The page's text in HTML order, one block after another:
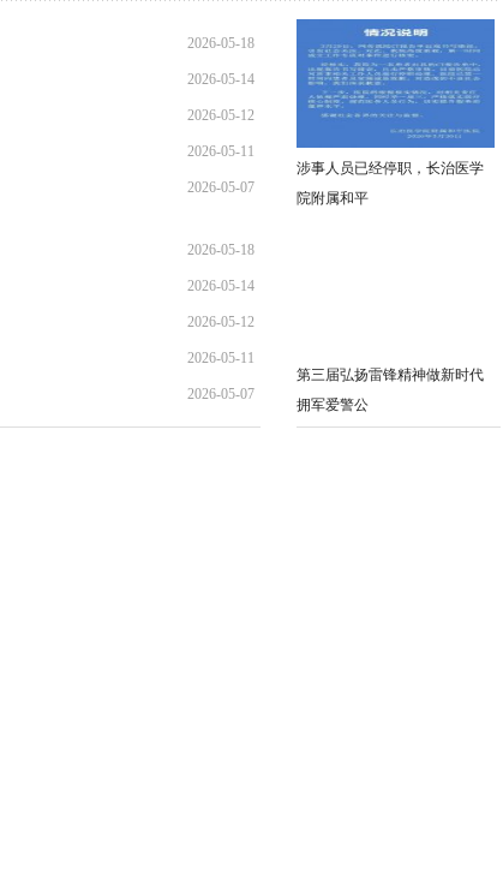
2026-05-18
08:38:50
2026-05-14
17:25:47
2026-05-12
09:39:43
2026-05-11
09:01:24
2026-05-07
2026-05-18
08:38:50
2026-05-14
17:25:47
2026-05-12
09:39:43
2026-05-11
09:01:24
2026-05-07
10:13:44
涉事人员已经停职，长治医学
院附属和平
第三届弘扬雷锋精神做新时代
拥军爱警公